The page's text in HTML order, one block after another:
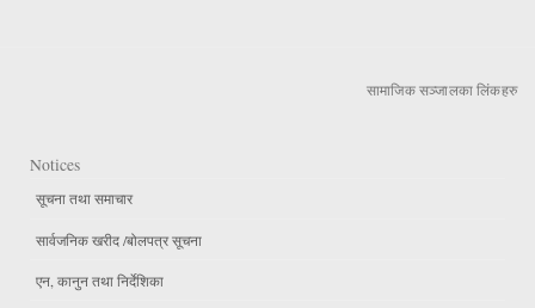
सामाजिक सञ्जालका लिंकहरु
Notices
सूचना तथा समाचार
सार्वजनिक खरीद /बोलपत्र सूचना
एन, कानुन तथा निर्देशिका